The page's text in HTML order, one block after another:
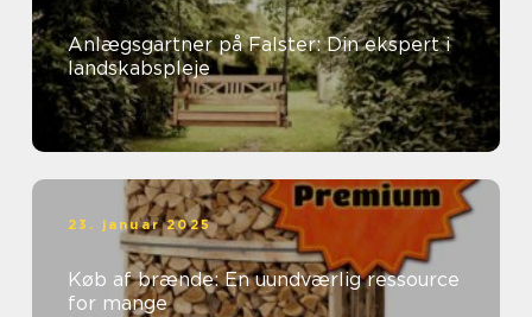
Anlægsgartner på Falster: Din ekspert i
landskabspleje
23. januar 2025
Køb af brænde: En uundværlig ressource
for mange